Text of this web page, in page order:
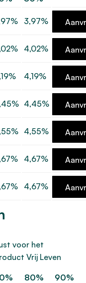
3,97%
4,02%
4,19%
4,45%
4,55%
4,67%
4,67%
voor het
Vrij Leven
80% 90%